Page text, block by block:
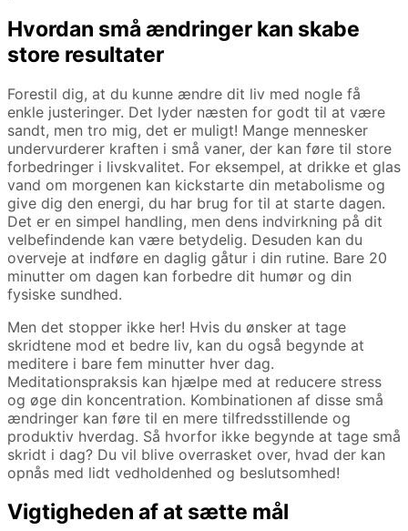
Hvordan små ændringer kan skabe
store resultater
Forestil dig, at du kunne ændre dit liv med nogle få
enkle justeringer. Det lyder næsten for godt til at være
sandt, men tro mig, det er muligt! Mange mennesker
undervurderer kraften i små vaner, der kan føre til store
forbedringer i livskvalitet. For eksempel, at drikke et glas
vand om morgenen kan kickstarte din metabolisme og
give dig den energi, du har brug for til at starte dagen.
Det er en simpel handling, men dens indvirkning på dit
velbefindende kan være betydelig. Desuden kan du
overveje at indføre en daglig gåtur i din rutine. Bare 20
minutter om dagen kan forbedre dit humør og din
fysiske sundhed.
Men det stopper ikke her! Hvis du ønsker at tage
skridtene mod et bedre liv, kan du også begynde at
meditere i bare fem minutter hver dag.
Meditationspraksis kan hjælpe med at reducere stress
og øge din koncentration. Kombinationen af disse små
ændringer kan føre til en mere tilfredsstillende og
produktiv hverdag. Så hvorfor ikke begynde at tage små
skridt i dag? Du vil blive overrasket over, hvad der kan
opnås med lidt vedholdenhed og beslutsomhed!
Vigtigheden af at sætte mål